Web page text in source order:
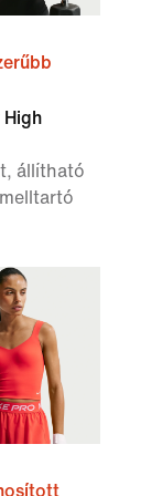
High
állítható